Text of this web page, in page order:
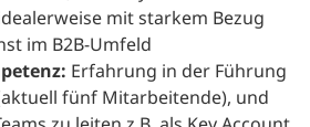
mit starkem Bezug
im B2B-Umfeld
Erfahrung in der Führung
fünf Mitarbeitende), und